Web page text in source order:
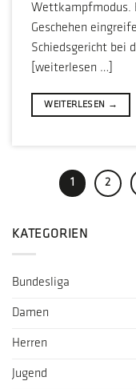
Wettkampfmodus.
Geschehen
Schiedsgericht bei
[weiterlesen …]
WEITERLESEN →
1 2
KATEGORIEN
Bundesliga
Damen
Herren
Jugend